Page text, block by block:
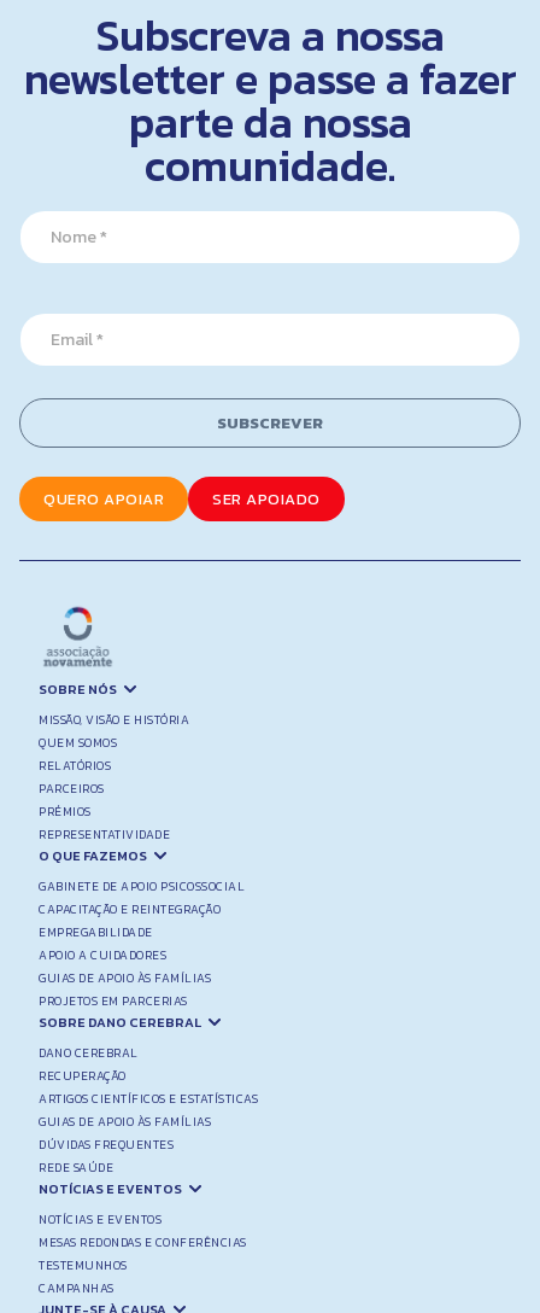
Subscreva a nossa
newsletter e passe a fazer
parte da nossa
comunidade.
N
a
m
E
m
l
E
m
a
l
*
SUBSCREVER
QUERO APOIAR SER APOIADO
SOBRE NÓS
MISSÃO, VISÃO E HISTÓRIA
QUEM SOMOS
RELATÓRIOS
PARCEIROS
PRÉMIOS
REPRESENTATIVIDADE
O QUE FAZEMOS
GABINETE DE APOIO PSICOSSOCIAL
CAPACITAÇÃO E REINTEGRAÇÃO
EMPREGABILIDADE
APOIO A CUIDADORES
GUIAS DE APOIO ÀS FAMÍLIAS
PROJETOS EM PARCERIAS
SOBRE DANO CEREBRAL
DANO CEREBRAL
RECUPERAÇÃO
ARTIGOS CIENTÍFICOS E ESTATÍSTICAS
GUIAS DE APOIO ÀS FAMÍLIAS
DÚVIDAS FREQUENTES
REDE SAÚDE
NOTÍCIAS E EVENTOS
NOTÍCIAS E EVENTOS
MESAS REDONDAS E CONFERÊNCIAS
TESTEMUNHOS
CAMPANHAS
JUNTE-SE À CAUSA